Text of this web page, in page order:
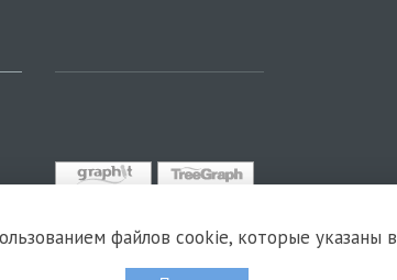
файлов cookie, которые указаны в